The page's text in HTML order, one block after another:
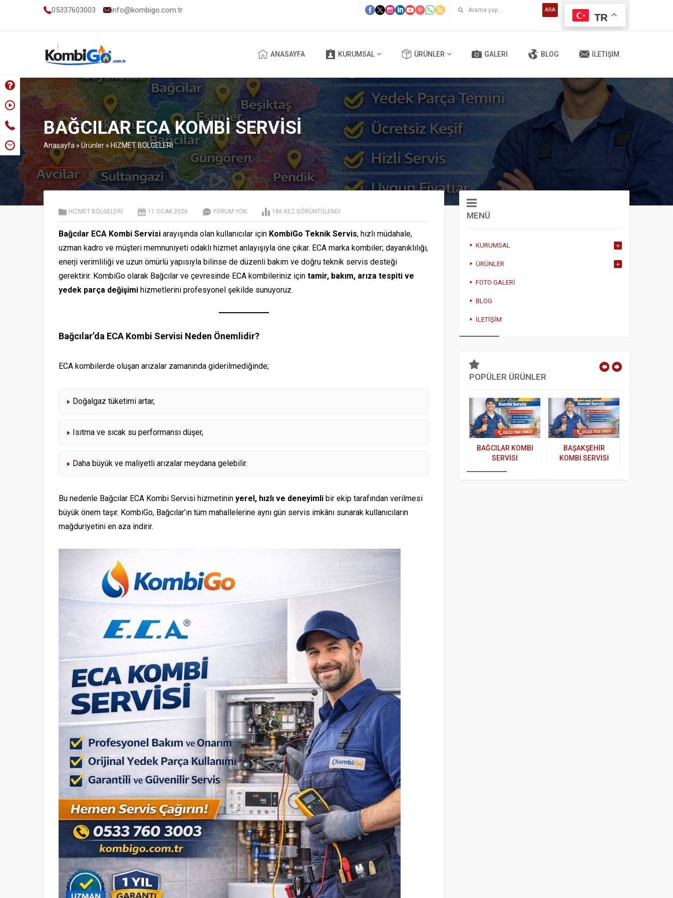
05337603003 info@kombigo.com.tr
TR
ARA
ANASAYFA KURUMSAL ÜRÜNLER GALERI BLOG İLETIŞIM
BAĞCILAR ECA KOMBI SERVISI
Anasayfa »Ürünler» HİZMET BÖLGELERİ
HİZMET BÖLGELERİ 11 OCAK 2026 YORUM YOK 186 KEZ GÖRÜNTÜLENDI
Bağcılar ECA Kombi Servisi arayışında olan kullanıcılar için KombiGo Teknik Servis, hızlı müdahale,
uzman kadro ve müşteri memnuniyeti odaklı hizmet anlayışıyla öne çıkar. ECA marka kombiler; dayanıklılığı,
enerji verimliliği ve uzun ömürlü yapısıyla bilinse de düzenli bakım ve doğru teknik servis desteği
gerektirir. KombiGo olarak Bağcılar ve çevresinde ECA kombileriniz için tamir, bakım, arıza tespiti ve
yedek parça değişimi hizmetlerini profesyonel şekilde sunuyoruz.
Bağcılar’da ECA Kombi Servisi Neden Önemlidir?
ECA kombilerde oluşan arızalar zamanında giderilmediğinde;
Doğalgaz tüketimi artar,
Isıtma ve sıcak su performansı düşer,
Daha büyük ve maliyetli arızalar meydana gelebilir.
Bu nedenle Bağcılar ECA Kombi Servisi hizmetinin yerel, hızlı ve deneyimli bir ekip tarafından verilmesi
büyük önem taşır. KombiGo, Bağcılar’ın tüm mahallelerine aynı gün servis imkânı sunarak kullanıcıların
mağduriyetini en aza indirir.
MENÜ
KURUMSAL
ÜRÜNLER
FOTO GALERI
BLOG
İLETIŞIM
POPÜLER ÜRÜNLER
BAĞCILAR KOMBI
SERVISI
BAŞAKŞEHIR
KOMBI SERVISI